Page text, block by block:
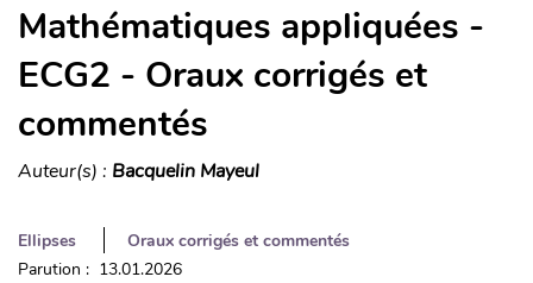
Mathématiques appliquées -
ECG2 - Oraux corrigés et
commentés
Auteur(s) : Bacquelin Mayeul
Ellipses
Oraux corrigés et commentés
Parution : 13.01.2026